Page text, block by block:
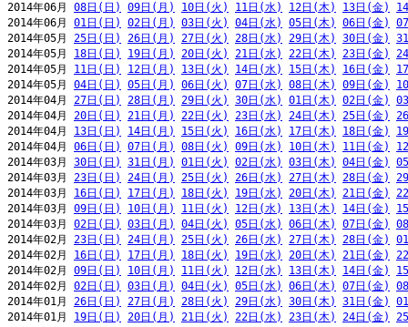
2014年06月 08日(日) 09日(月) 10日(火) 11日(水) 12日(木) 13日(金)
2014年06月 01日(日) 02日(月) 03日(火) 04日(水) 05日(木) 06日(金)
2014年05月 25日(日) 26日(月) 27日(火) 28日(水) 29日(木) 30日(金)
2014年05月 18日(日) 19日(月) 20日(火) 21日(水) 22日(木) 23日(金)
2014年05月 11日(日) 12日(月) 13日(火) 14日(水) 15日(木) 16日(金)
2014年05月 04日(日) 05日(月) 06日(火) 07日(水) 08日(木) 09日(金)
2014年04月 27日(日) 28日(月) 29日(火) 30日(水) 01日(木) 02日(金)
2014年04月 20日(日) 21日(月) 22日(火) 23日(水) 24日(木) 25日(金)
2014年04月 13日(日) 14日(月) 15日(火) 16日(水) 17日(木) 18日(金)
2014年04月 06日(日) 07日(月) 08日(火) 09日(水) 10日(木) 11日(金)
2014年03月 30日(日) 31日(月) 01日(火) 02日(水) 03日(木) 04日(金)
2014年03月 23日(日) 24日(月) 25日(火) 26日(水) 27日(木) 28日(金)
2014年03月 16日(日) 17日(月) 18日(火) 19日(水) 20日(木) 21日(金)
2014年03月 09日(日) 10日(月) 11日(火) 12日(水) 13日(木) 14日(金)
2014年03月 02日(日) 03日(月) 04日(火) 05日(水) 06日(木) 07日(金)
2014年02月 23日(日) 24日(月) 25日(火) 26日(水) 27日(木) 28日(金)
2014年02月 16日(日) 17日(月) 18日(火) 19日(水) 20日(木) 21日(金)
2014年02月 09日(日) 10日(月) 11日(火) 12日(水) 13日(木) 14日(金)
2014年02月 02日(日) 03日(月) 04日(火) 05日(水) 06日(木) 07日(金)
2014年01月 26日(日) 27日(月) 28日(火) 29日(水) 30日(木) 31日(金)
2014年01月 19日(日) 20日(月) 21日(火) 22日(水) 23日(木) 24日(金)